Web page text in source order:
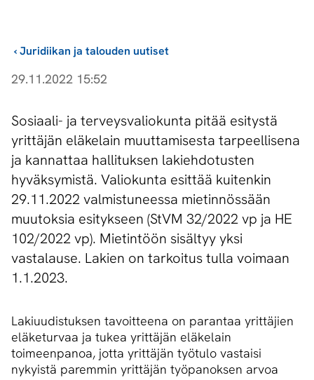
Juridiikan ja talouden uutiset
›
29.11.2022 15:52
​Sosiaali- ja terveysvaliokunta pitää esitystä
yrittäjän eläkelain muuttamisesta tarpeellisena
ja kannattaa hallituksen lakiehdotusten
hyväksymistä. Valiokunta esittää kuitenkin
29.11.2022 valmistuneessa mietinnössään
muutoksia esitykseen (StVM 32/2022 vp ja HE
102/2022 vp). Mietintöön sisältyy yksi
vastalause. Lakien on tarkoitus tulla voimaan
1.1.2023.
Lakiuudistuksen tavoitteena on parantaa yrittäjien
eläketurvaa ja tukea yrittäjän eläkelain
toimeenpanoa, jotta yrittäjän työtulo vastaisi
nykyistä paremmin yrittäjän työpanoksen arvoa